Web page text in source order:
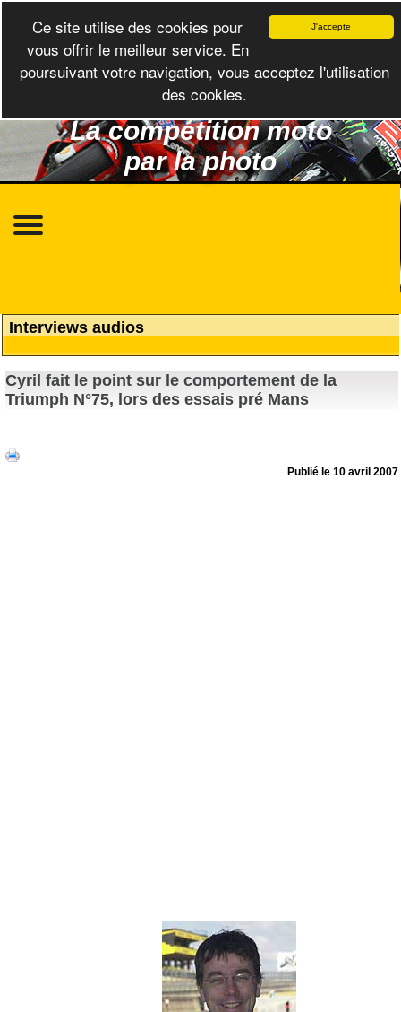
La compétition moto
par la photo
Interviews audios
Cyril fait le point sur le comportement de la
Triumph N°75, lors des essais pré Mans
Publié le 10 avril 2007
J'accepte
Ce site utilise des cookies pour
vous offrir le meilleur service. En
poursuivant votre navigation, vous acceptez l'utilisation
des cookies.